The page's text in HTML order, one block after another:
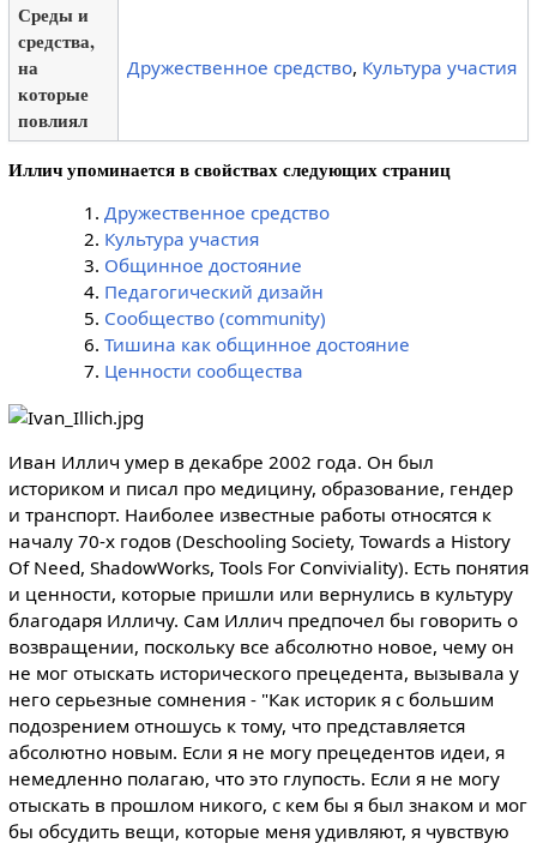
Среды и
средства,
на
которые
повлиял
Дружественное средство, Культура участия
Иллич упоминается в свойствах следующих страниц
Дружественное средство
Культура участия
Общинное достояние
Педагогический дизайн
Сообщество (community)
Тишина как общинное достояние
Ценности сообщества
Иван Иллич умер в декабре 2002 года. Он был
историком и писал про медицину, образование, гендер
и транспорт. Наиболее известные работы относятся к
началу 70-х годов (Deschooling Society, Towards a History
Of Need, ShadowWorks, Tools For Conviviality). Есть понятия
и ценности, которые пришли или вернулись в культуру
благодаря Илличу. Сам Иллич предпочел бы говорить о
возвращении, поскольку все абсолютно новое, чему он
не мог отыскать исторического прецедента, вызывала у
него серьезные сомнения - "Как историк я с большим
подозрением отношусь к тому, что представляется
абсолютно новым. Если я не могу прецедентов идеи, я
немедленно полагаю, что это глупость. Если я не могу
отыскать в прошлом никого, с кем бы я был знаком и мог
бы обсудить вещи, которые меня удивляют, я чувствую